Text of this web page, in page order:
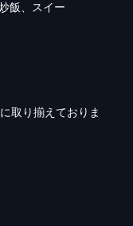
飯、スイー
取り揃えておりま